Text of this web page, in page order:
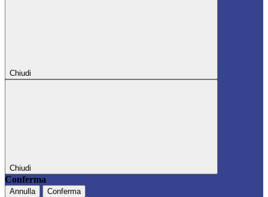
Chiudi
Chiudi
Conferma
Annulla Conferma